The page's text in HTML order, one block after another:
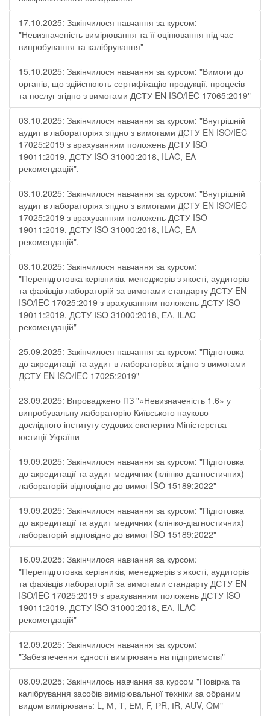
17.10.2025: Закінчилося навчання за курсом:
"Невизначеність вимірювання та її оцінювання під час
випробування та калібрування"
15.10.2025: Закінчилося навчання за курсом: "Вимоги до
органів, що здійснюють сертифікацію продукції, процесів
та послуг згідно з вимогами ДСТУ EN ISO/IEC 17065:2019"
03.10.2025: Закінчилося навчання за курсом: "Внутрішній
аудит в лабораторіях згідно з вимогами ДСТУ EN ISO/IEC
17025:2019 з врахуванням положень ДСТУ ISO
19011:2019, ДСТУ ISO 31000:2018, ILAC, EA -
рекомендацій".
03.10.2025: Закінчилося навчання за курсом: "Внутрішній
аудит в лабораторіях згідно з вимогами ДСТУ EN ISO/IEC
17025:2019 з врахуванням положень ДСТУ ISO
19011:2019, ДСТУ ISO 31000:2018, ILAC, EA -
рекомендацій".
03.10.2025: Закінчилося навчання за курсом:
"Перепідготовка керівників, менеджерів з якості, аудиторів
та фахівців лабораторій за вимогами стандарту ДСТУ EN
ISO/IEC 17025:2019 з врахуванням положень ДСТУ ISO
19011:2019, ДСТУ ISO 31000:2018, ЕА, ILAC-
рекомендацій"
25.09.2025: Закінчилося навчання за курсом: "Підготовка
до акредитації та аудит в лабораторіях згідно з вимогами
ДСТУ EN ISO/IEC 17025:2019"
23.09.2025: Впроваджено ПЗ "«Невизначеність 1.6» у
випробувальну лабораторію Київського науково-
дослідного інституту судових експертиз Міністерства
юстиції України
19.09.2025: Закінчилося навчання за курсом: "Підготовка
до акредитації та аудит медичних (клініко-діагностичних)
лабораторій відповідно до вимог ISO 15189:2022"
19.09.2025: Закінчилося навчання за курсом: "Підготовка
до акредитації та аудит медичних (клініко-діагностичних)
лабораторій відповідно до вимог ISO 15189:2022"
16.09.2025: Закінчилося навчання за курсом:
"Перепідготовка керівників, менеджерів з якості, аудиторів
та фахівців лабораторій за вимогами стандарту ДСТУ EN
ISO/IEC 17025:2019 з врахуванням положень ДСТУ ISO
19011:2019, ДСТУ ISO 31000:2018, ЕА, ILAC-
рекомендацій"
12.09.2025: Закінчилося навчання за курсом:
"Забезпечення єдності вимірювань на підприємстві"
08.09.2025: Закінчилось навчання за курсом "Повірка та
калібрування засобів вимірювальної техніки за обраним
видом вимірювань: L, М, Т, ЕМ, F, РR, ІR, АUV, QМ"